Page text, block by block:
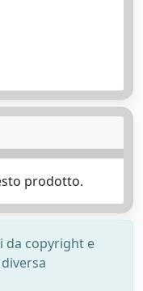
prodotto.
da copyright e